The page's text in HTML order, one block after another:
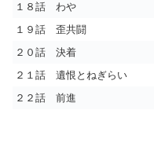
１８話 わや
１９話 歪共闘
２０話 決着
２１話 遺恨とねぎらい
２２話 前進